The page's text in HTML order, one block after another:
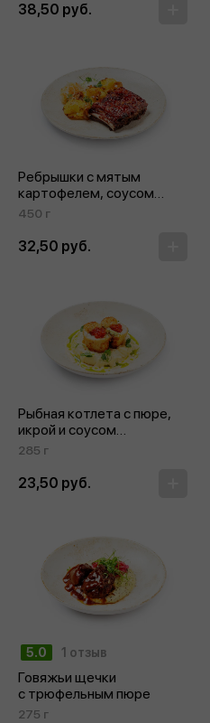
38,50 руб.
Ребрышки с мятым
картофелем, соусом
из хрена и опятами
450 г
32,50 руб.
Рыбная котлета с пюре,
икрой и соусом
«Сливочный Тагермилк»
285 г
23,50 руб.
5.0 1 отзыв
Говяжьи щечки
с трюфельным пюре
275 г